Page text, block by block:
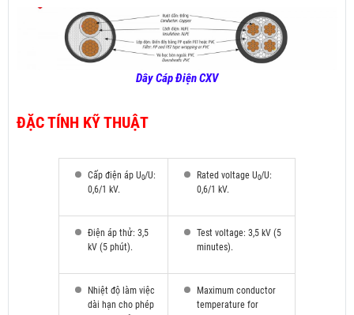
Dây Cáp Điện CXV
ĐẶC TÍNH KỸ THUẬT
Cấp điện áp U0/U:
0,6/1 kV.
Rated voltage U0/U:
0,6/1 kV.
Điện áp thử: 3,5
kV (5 phút).
Test voltage: 3,5 kV (5
minutes).
Nhiệt độ làm việc
dài hạn cho phép
Maximum conductor
temperature for